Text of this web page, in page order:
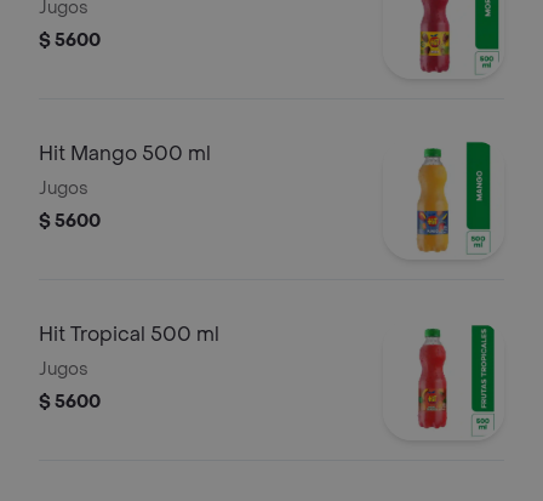
Jugos
$ 5600
Hit Mango 500 ml
Jugos
$ 5600
Hit Tropical 500 ml
Jugos
$ 5600